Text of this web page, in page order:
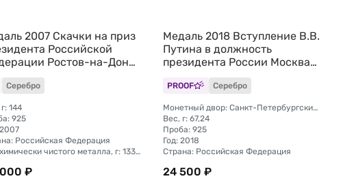
2007 Скачки на приз
Российской
Ростов-на-Дону
серебро
Серебро
144
925
Российская Федерация
Вес химически чистого металла, г: 133,2
₽
Медаль 2018 Вступление В.В.
Путина в должность
президента России Москва
Кремль 7 мая СПМД
Инаугурация
PROOF Серебро
Монетный двор: Санкт-Петербургский (СПМД)
Вес, г: 67,24
Проба: 925
Год: 2018
Страна: Российская Федерация
24 500 ₽